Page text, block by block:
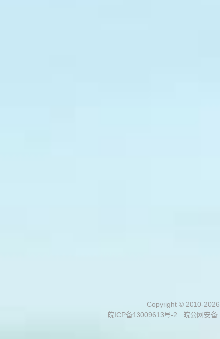
Copyright © 2010-
皖ICP备13009613号-2
皖公网安